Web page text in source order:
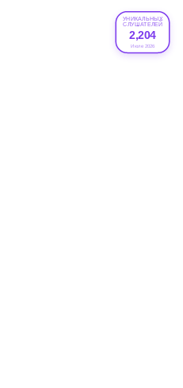
УНИКАЛЬНЫХ
СЛУШАТЕЛЕЙ
2,204
Июле 2026